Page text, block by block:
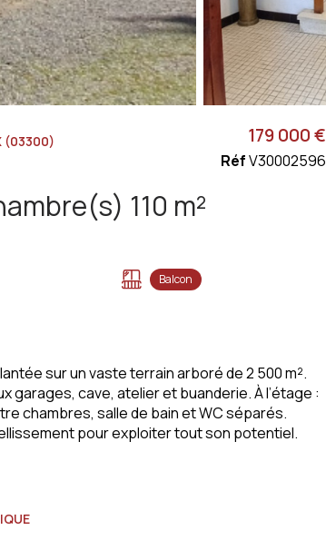
(03300)
Maison 5 pièce(s) 4 chambre(s) 110 m²
Balcon
179 000 €
RéfV30002596
sur un vaste terrain arboré de 2 500 m².
garages, cave, atelier et buanderie. À l’étage :
chambres, salle de bain et WC séparés.
pour exploiter tout son potentiel.